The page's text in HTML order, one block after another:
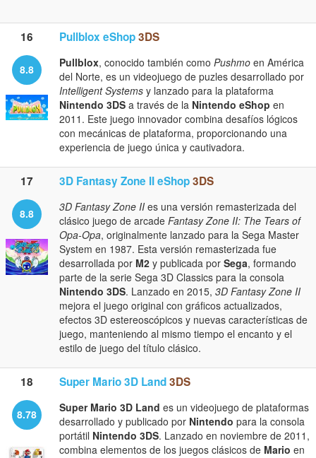
16 Pullblox eShop3DS
8.8 Pullblox, conocido también como Pushmo en América
del Norte, es un videojuego de puzles desarrollado por
Intelligent Systems y lanzado para la plataforma
Nintendo 3DS a través de la Nintendo eShop en
2011. Este juego innovador combina desafíos lógicos
con mecánicas de plataforma, proporcionando una
experiencia de juego única y cautivadora.
17 3D Fantasy Zone II eShop3DS
8.8 3D Fantasy Zone II es una versión remasterizada del
clásico juego de arcade Fantasy Zone II: The Tears of
Opa-Opa, originalmente lanzado para la Sega Master
System en 1987. Esta versión remasterizada fue
desarrollada por M2 y publicada por Sega, formando
parte de la serie Sega 3D Classics para la consola
Nintendo 3DS. Lanzado en 2015, 3D Fantasy Zone II
mejora el juego original con gráficos actualizados,
efectos 3D estereoscópicos y nuevas características de
juego, manteniendo al mismo tiempo el encanto y el
estilo de juego del título clásico.
18 Super Mario 3D Land3DS
8.78 Super Mario 3D Land es un videojuego de plataformas
desarrollado y publicado por Nintendo para la consola
portátil Nintendo 3DS. Lanzado en noviembre de 2011,
combina elementos de los juegos clásicos de Mario en